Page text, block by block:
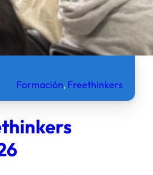
Formación, Freethinkers